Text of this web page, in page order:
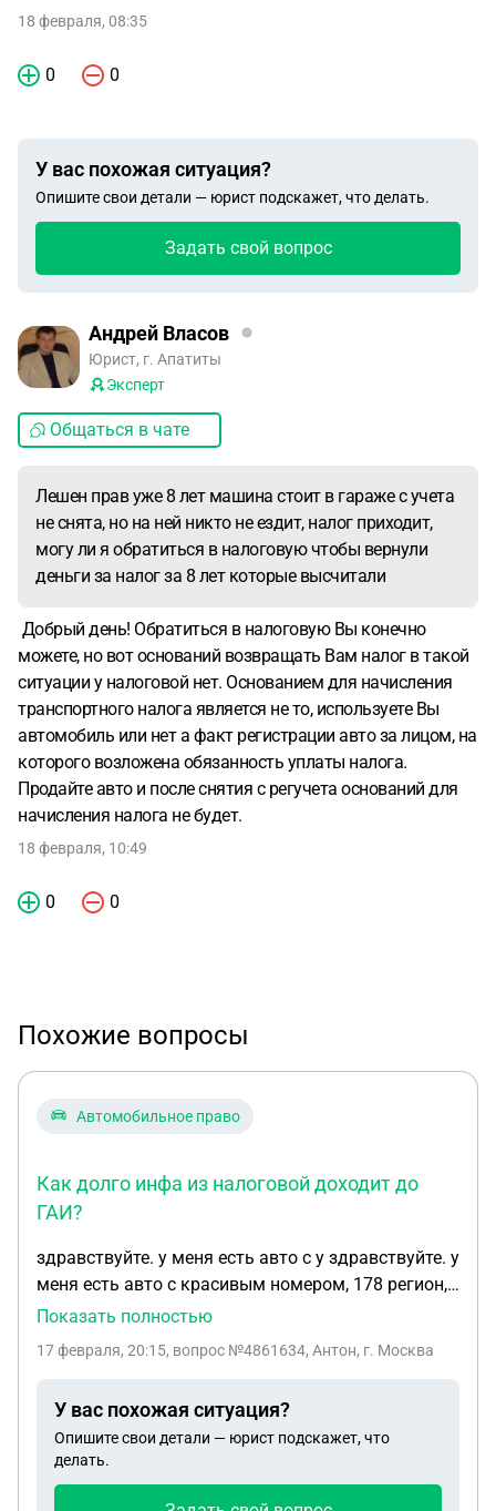
18 февраля, 08:35
0 0
У вас похожая ситуация?
Опишите свои детали — юрист подскажет, что делать.
Задать свой вопрос
Андрей Власов
Юрист, г. Апатиты
Эксперт
Общаться в чате
Лешен прав уже 8 лет машина стоит в гараже с учета
не снята, но на ней никто не ездит, налог приходит,
могу ли я обратиться в налоговую чтобы вернули
деньги за налог за 8 лет которые высчитали
Добрый день! Обратиться в налоговую Вы конечно
можете, но вот оснований возвращать Вам налог в такой
ситуации у налоговой нет. Основанием для начисления
транспортного налога является не то, используете Вы
автомобиль или нет а факт регистрации авто за лицом, на
которого возложена обязанность уплаты налога.
Продайте авто и после снятия с регучета оснований для
начисления налога не будет.
18 февраля, 10:49
0 0
Похожие вопросы
Автомобильное право
Как долго инфа из налоговой доходит до
ГАИ?
здравствуйте. у меня есть авто с у здравствуйте. у
меня есть авто с красивым номером, 178 регион,
спб. я зарегистрирован в лен. области, 47 регион.
перерегистрацию авто в моем регионе, то номер
нужно регистрировать на нового собственника в
том же регионе, который указан в номере и ПТС.
насколько эта информация верна? могу я
Показать полностью
17 февраля, 20:15, вопрос №4861634, Антон, г. Москва
У вас похожая ситуация?
Опишите свои детали — юрист подскажет, что
делать.